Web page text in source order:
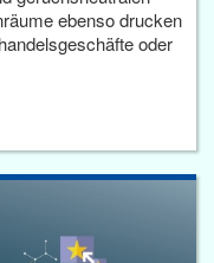
ebenso drucken
oder